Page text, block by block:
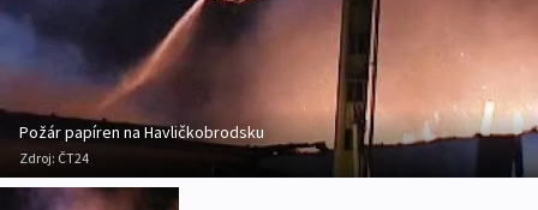
Požár papíren na Havličkobrodsku
Zdroj: ČT24